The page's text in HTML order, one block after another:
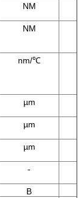
NM
NM
nm/℃
µm
µm
µm
-
Β